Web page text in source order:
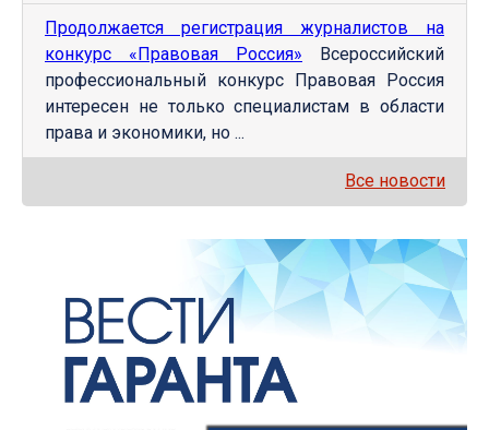
Продолжается регистрация журналистов на
конкурс «Правовая Россия» Всероссийский
профессиональный конкурс Правовая Россия
интересен не только специалистам в области
права и экономики, но ...
Все новости